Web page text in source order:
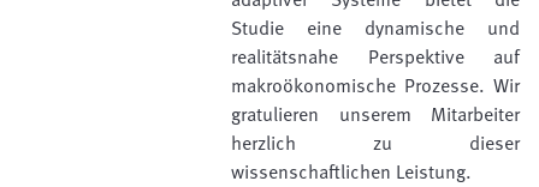
Studie eine dynamische und
realitätsnahe Perspektive auf
makroökonomische Prozesse. Wir
gratulieren unserem Mitarbeiter
herzlich zu dieser
wissenschaftlichen Leistung.